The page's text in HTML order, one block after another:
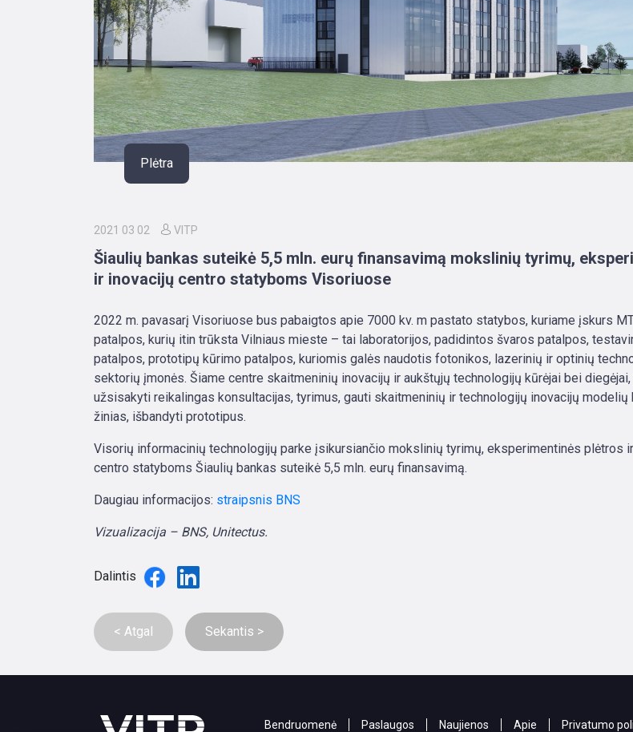
Plėtra
2021 03 02 VITP
Šiaulių bankas suteikė 5,5 mln. eurų finansavimą mokslinių tyrimų,
ir inovacijų centro statyboms Visoriuose
2022 m. pavasarį Visoriuose bus pabaigtos apie 7000 kv. m pastato statybos, kuriame įskurs
patalpos, kurių itin trūksta Vilniaus mieste – tai laboratorijos, padidintos švaros patalpos,
patalpos, prototipų kūrimo patalpos, kuriomis galės naudotis fotonikos, lazerinių ir optinių
sektorių įmonės. Šiame centre skaitmeninių inovacijų ir aukštųjų technologijų kūrėjai bei
užsisakyti reikalingas konsultacijas, tyrimus, gauti skaitmeninių ir technologijų inovacijų modelių
žinias, išbandyti prototipus.
Visorių informacinių technologijų parke įsikursiančio mokslinių tyrimų, eksperimentinės plėtros
centro statyboms Šiaulių bankas suteikė 5,5 mln. eurų finansavimą.
Daugiau informacijos: straipsnis BNS
Vizualizacija – BNS, Unitectus.
Dalintis
< Atgal Sekantis >
Bendruomenė Paslaugos Naujienos Apie Privatumo